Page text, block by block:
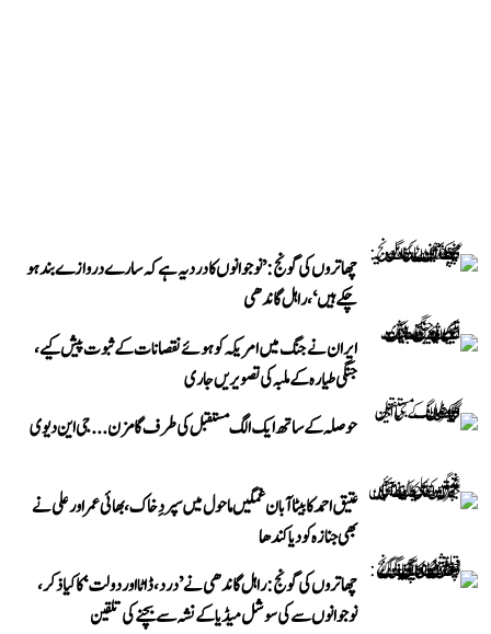
چھاتروں کی گونج: ’نوجوانوں کا درد یہ ہے کہ سارے دروازے بند ہو
چکے ہیں‘، راہل گاندھی
ایران نے جنگ میں امریکہ کو ہوئے نقصانات کے ثبوت پیش کیے،
جنگی طیارہ کے ملبہ کی تصویریں جاری
حوصلہ کے ساتھ ایک الگ مستقبل کی طرف گامزن... جی این دیوی
عتیق احمد کا بیٹا آبان غمگین ماحول میں سپردِ خاک، بھائی عمر اور علی نے
بھی جنازہ کو دیا کندھا
چھاتروں کی گونج: راہل گاندھی نے ’درد، ڈاٹا اور دولت‘ کا کیا ذکر،
نوجوانوں سے کی سوشل میڈیا کے نشہ سے بچنے کی تلقین